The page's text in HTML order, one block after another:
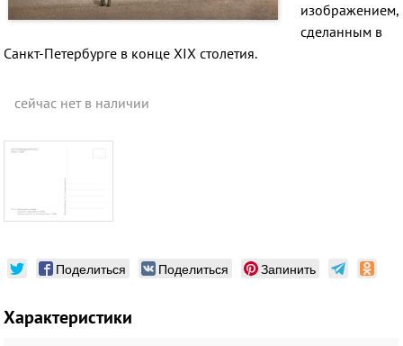
изображением,
сделанным в
Санкт-Петербурге в конце XIX столетия.
сейчас нет в наличии
Поделиться Поделиться Запинить
Характеристики